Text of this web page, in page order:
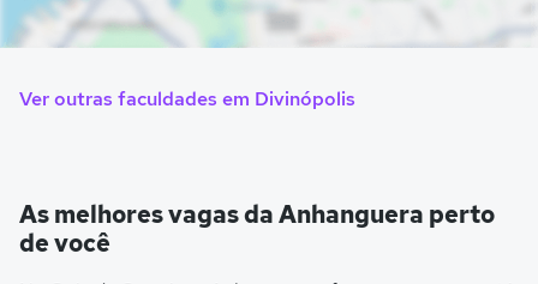
Ver outras faculdades em Divinópolis
As melhores vagas da Anhanguera perto
de você